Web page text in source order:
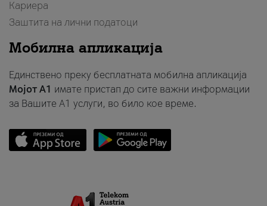
Кариера
Заштита на лични податоци
Мобилна апликација
Единствено преку бесплатната мобилна апликација
Мојот A1 имате пристап до сите важни информации
за Вашите A1 услуги, во било кое време.